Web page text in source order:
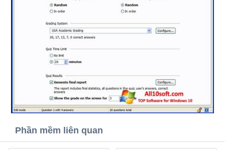
Phần mềm liên quan